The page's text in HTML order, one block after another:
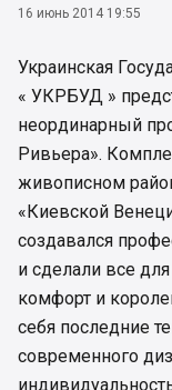
16 июнь 2014 19:55
Украинская
« УКРБУД »
неординарный
Ривьера».
живописном
«Киевской
создавался
и сделали все
комфорт и
себя последние
современного